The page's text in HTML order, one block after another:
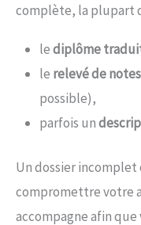
complète, la plupart
lediplôme
le relevé de
possible),
parfois un
Un dossier
compromettre votre
accompagne afin